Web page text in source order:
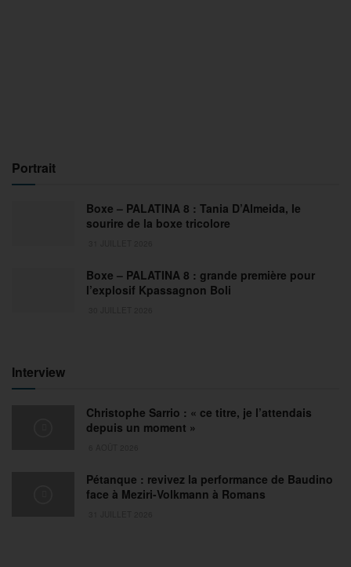
Portrait
Boxe – PALATINA 8 : Tania D’Almeida, le
sourire de la boxe tricolore
Boxe – PALATINA 8 : grande première pour
l’explosif Kpassagnon Boli
Interview
Christophe Sarrio : « ce titre, je l’attendais
depuis un moment »
Pétanque : revivez la performance de Baudino
face à Meziri-Volkmann à Romans